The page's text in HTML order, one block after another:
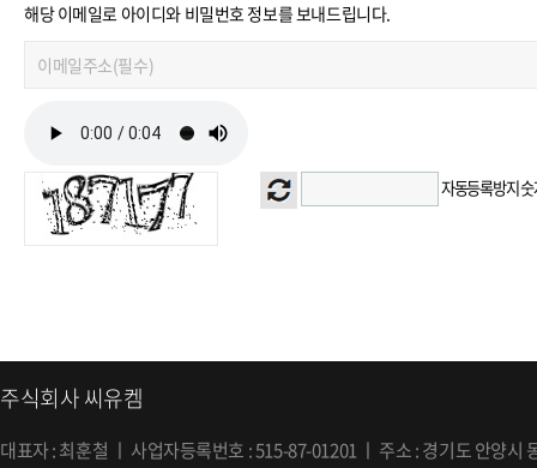
해당 이메일로 아이디와 비밀번호 정보를 보내드립니다.
자동등록방지
주식회사 씨유켐
대표자 : 최훈철 ㅣ 사업자등록번호 : 515-87-01201 ㅣ 주소 : 경기도 안양